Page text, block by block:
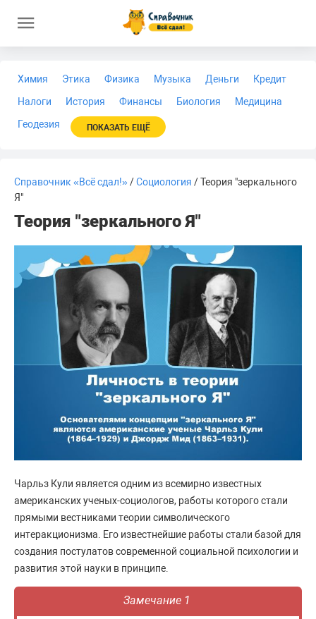
Химия Этика Физика Музыка Деньги
Кредит
Налоги
История Финансы Биология
Медицина
Геодезия
ПОКАЗАТЬ ЕЩЁ
Справочник «Всё сдал!»/Социология / Теория "зеркального
Я"
Теория "зеркального Я"
Чарльз Кули является одним из всемирно известных
американских ученых-социологов, работы которого стали
прямыми вестниками теории символического
интеракционизма. Его известнейшие работы стали базой для
создания постулатов современной социальной психологии и
развития этой науки в принципе.
Замечание 1